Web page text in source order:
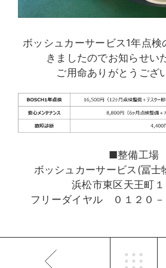
ボッシュカーサービス1年点
きましたのでお知らせ
ご用命ありがとうござ
■整備工場
ボッシュカーサービス(冨士
浜松市東区天王町１
フリーダイヤル ０１２０－